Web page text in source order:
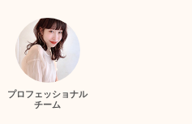
プロフェッショナル
チーム